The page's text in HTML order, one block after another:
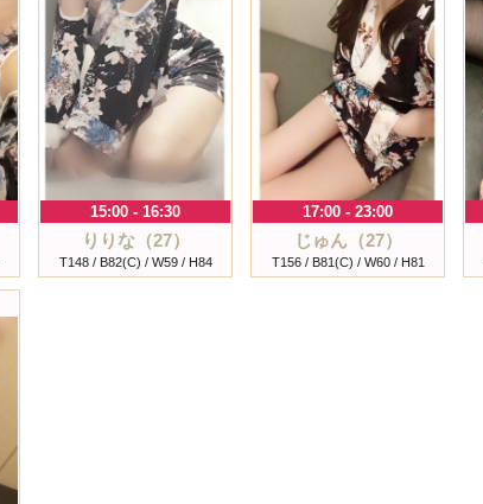
15:00 - 16:30
りりな（27）
T148 / B82(C) / W59 / H84
17:00 - 23:00
じゅん（27）
T156 / B81(C) / W60 / H81